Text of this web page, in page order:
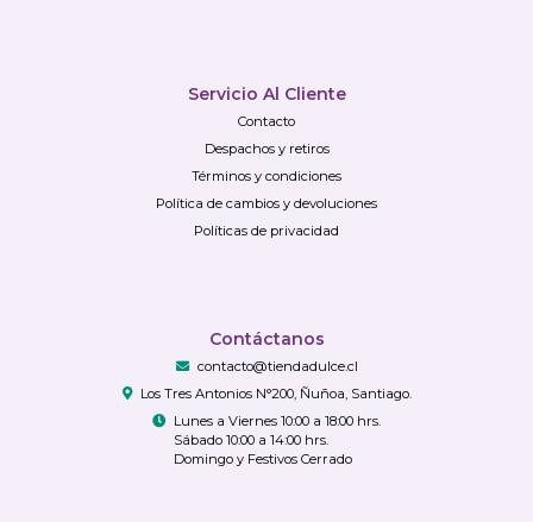
Servicio Al Cliente
Contacto
Despachos y retiros
Términos y condiciones
Política de cambios y devoluciones
Políticas de privacidad
Contáctanos
contacto@tiendadulce.cl
Los Tres Antonios N°200, Ñuñoa, Santiago.
Lunes a Viernes 10:00 a 18:00 hrs.
Sábado 10:00 a 14:00 hrs.
Domingo y Festivos Cerrado